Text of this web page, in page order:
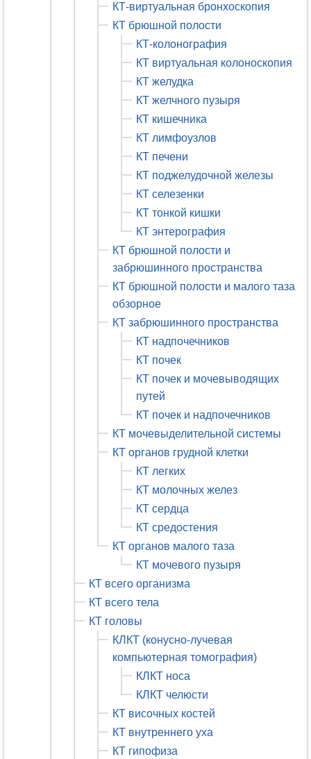
КТ-виртуальная бронхоскопия
КТ брюшной полости
КТ-колонография
КТ виртуальная колоноскопия
КТ желудка
КТ желчного пузыря
КТ кишечника
КТ лимфоузлов
КТ печени
КТ поджелудочной железы
КТ селезенки
КТ тонкой кишки
КТ энтерография
КТ брюшной полости и
забрюшинного пространства
КТ брюшной полости и малого таза
обзорное
КТ забрюшинного пространства
КТ надпочечников
КТ почек
КТ почек и мочевыводящих
путей
КТ почек и надпочечников
КТ мочевыделительной системы
КТ органов грудной клетки
КТ легких
КТ молочных желез
КТ сердца
КТ средостения
КТ органов малого таза
КТ мочевого пузыря
КТ всего организма
КТ всего тела
КТ головы
КЛКТ (конусно-лучевая
компьютерная томография)
КЛКТ носа
КЛКТ челюсти
КТ височных костей
КТ внутреннего уха
КТ гипофиза